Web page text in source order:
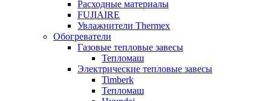
Расходные материалы
FUJIAIRE
Увлажнители Thermex
Обогреватели
Газовые тепловые завесы
Тепломаш
Электрические тепловые завесы
Timberk
Тепломаш